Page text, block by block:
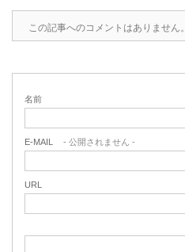
この記事へのコメントはありません。
名前
E-MAIL - 公開されません -
URL